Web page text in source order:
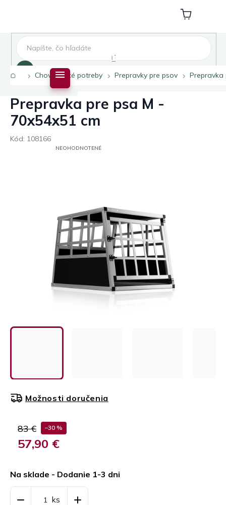
Nákupný
košík
Domov
Chovateľské potreby Prepravky pre psov Prepravka
Prepravka pre psa M -
70x54x51 cm
Kód: 108166
PRIEMERNÉNEOHODNOTENÉ
83 € –30 %
57,90 €
cena:
Na sklade - Dodanie 1-3 dni
Možnosti doručenia